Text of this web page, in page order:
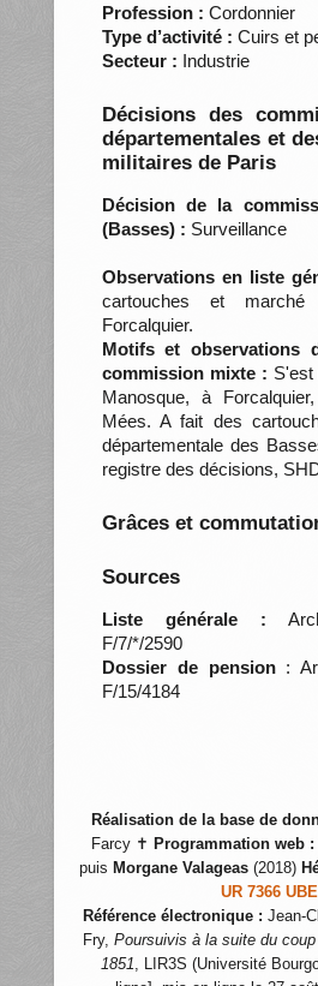
Profession : Cordonnier
Type d’activité : Cuirs et
Secteur : Industrie
Décisions des
départementales et
militaires de Paris
Décision de la
(Basses) : Surveillance
Observations en liste
cartouches et
Forcalquier.
Motifs et observations
commission mixte : S'est
Manosque, à
Mées. A fait des
départementale des
registre des décisions,
Grâces et
Sources
Liste générale :
F/7/*/2590
Dossier de pension:
F/15/4184
Réalisation de la base de
Farcy ✝ Programmation web :
puis Morgane Valageas (2018)
UR 7366 UBE
Référence électronique : Jean-
Fry, Poursuivis à la suite du coup
1851, LIR3S (Université